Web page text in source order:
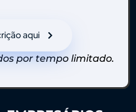
aqui
por tempo limitado.